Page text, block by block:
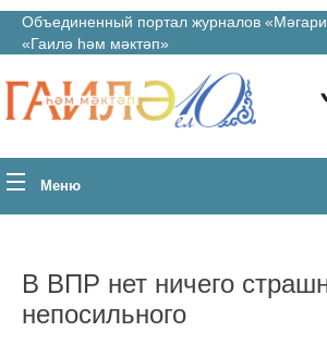
Объединенный портал журналов
«Гаилә һәм мәктәп»
Меню
В ВПР нет ничего
непосильного